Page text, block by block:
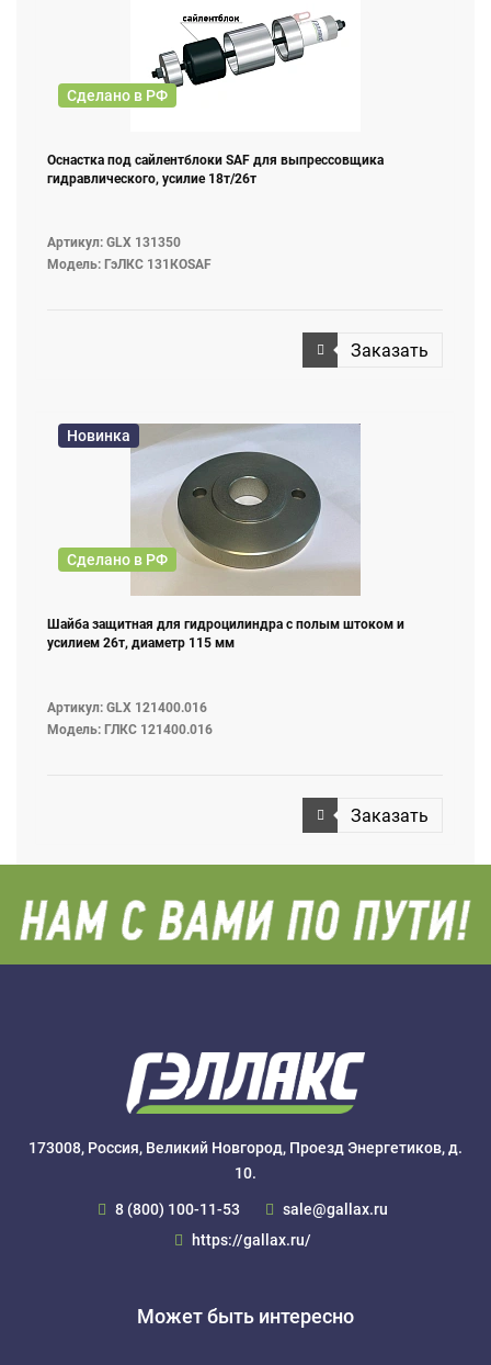
Сделано в РФ
Оснастка под сайлентблоки SAF для выпрессовщика
гидравлического, усилие 18т/26т
Артикул: GLX 131350
Модель: ГэЛКС 131КОSAF
Заказать
Новинка
Сделано в РФ
Шайба защитная для гидроцилиндра с полым штоком и
усилием 26т, диаметр 115 мм
Артикул: GLX 121400.016
Модель: ГЛКС 121400.016
Заказать
173008, Россия, Великий Новгород, Проезд Энергетиков, д.
10.
8 (800) 100-11-53
sale@gallax.ru
https://gallax.ru/
Может быть интересно